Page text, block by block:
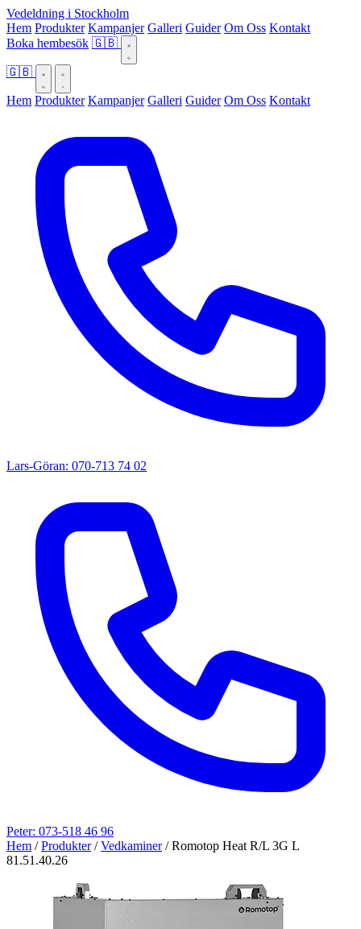
Vedeldning i Stockholm
Hem Produkter Kampanjer Galleri Guider Om Oss Kontakt
Boka hembesök 🇬🇧
🇬🇧
Hem Produkter Kampanjer Galleri Guider Om Oss Kontakt
Lars-Göran: 070-713 74 02
Peter: 073-518 46 96
Hem / Produkter / Vedkaminer / Romotop Heat R/L 3G L
81.51.40.26